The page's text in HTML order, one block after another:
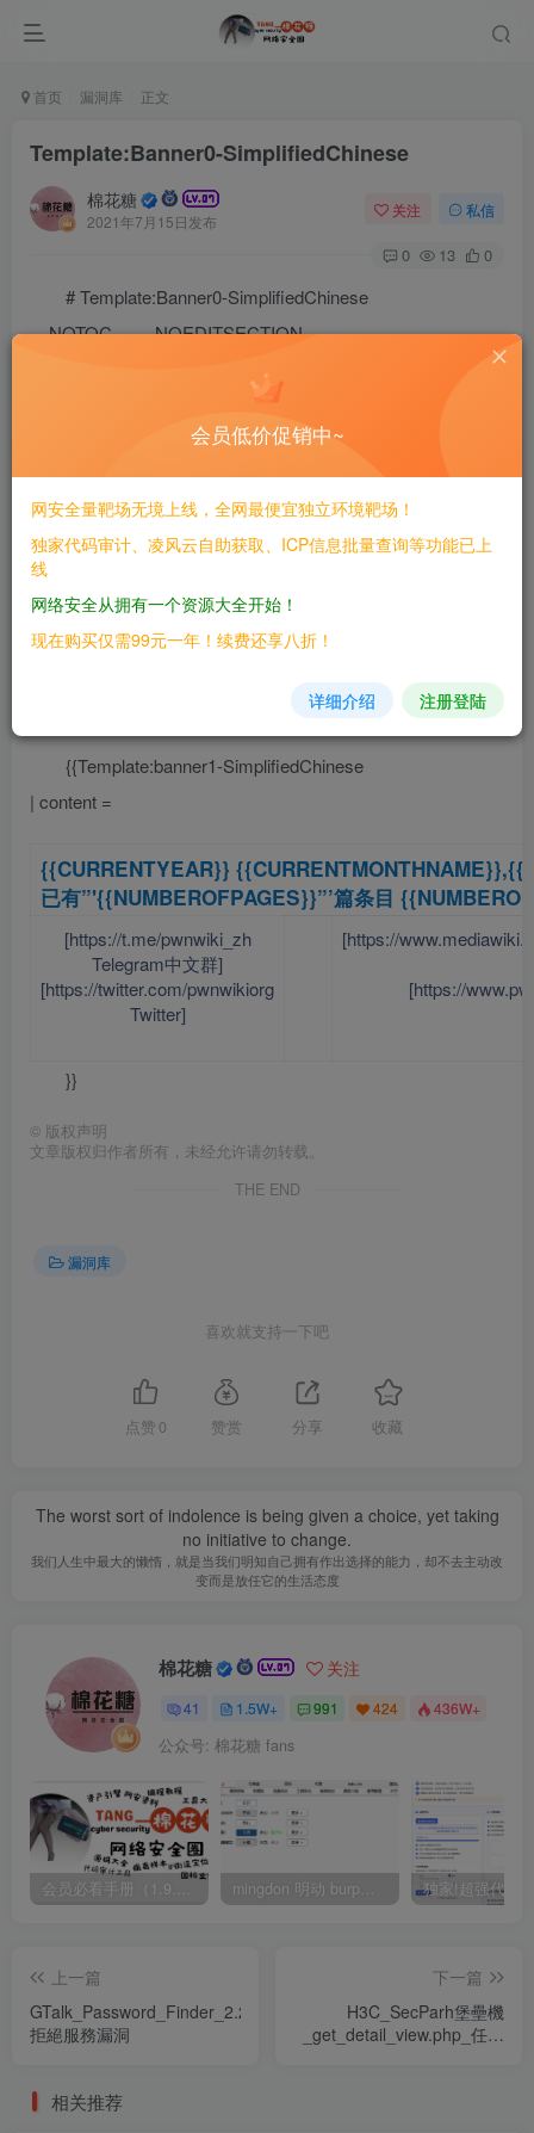
首页 漏洞库 正文
Template:Banner0-SimplifiedChinese
棉花糖
2021年7月15日发布
关注 私信
0 13 0
# Template:Banner0-SimplifiedChinese
__NOTOC__ __NOEDITSECTION__
{{CURRENTYEAR}}
已有”'{{NUMBEROFPAGES}}”’篇条目
[https://twitter.com/pwnwikiorg
Twitter]
}}__NOTOC__ __NOEDITSECTION__
{{Template:banner1-SimplifiedChinese
| content =
{{CURRENTYEAR}}
已有”'{{NUMBEROFPAGES}}”’篇条目
[https://t.me/pwnwiki_zh
Telegram中文群]
[https://twitter.com/pwnwikiorg
Twitter]
[https://
[https://
}}
© 版权声明
文章版权归作者所有，未经允许请勿转载。
THE END
漏洞库
喜欢就支持一下吧
点赞 0 赞赏 分享 收藏
The worst sort of indolence is being given a choice, yet taking
no initiative to change.
我们人生中最大的懒惰，就是当我们明知自己拥有作出选择的能力，却不去主动改
变而是放任它的生活态度
棉花糖 关注
41 1.5W+ 991 424 436W+
公众号: 棉花糖 fans
会员必看手册（1.9.0版本 26.4.5更新） mingdon 明动 burp插件0.2.6版本 本地时间校验去除版
上一篇
GTalk_Password_Finder_2.2.1_
拒絕服務漏洞
下一篇
H3C_SecParh堡壘機
_get_detail_view.php_任意
相关推荐
会员低价促销中~
网安全量靶场无境上线，全网最便宜独立环境靶场！
独家代码审计、凌风云自助获取、ICP信息批量查询等功能已上
线
网络安全从拥有一个资源大全开始！
现在购买仅需99元一年！续费还享八折！
详细介绍 注册登陆